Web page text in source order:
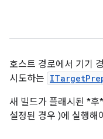
호스트 경로에서 기기
시도하는
새 빌드가 플래시된 *
설정된 경우 )에 실행해